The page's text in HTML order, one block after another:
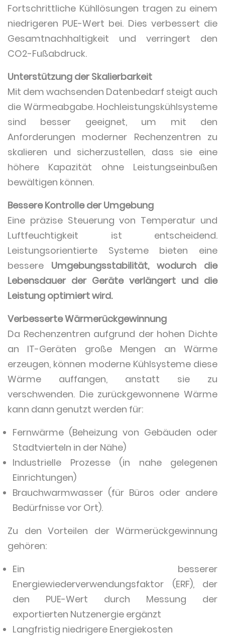
Fortschrittliche Kühllösungen tragen zu einem
niedrigeren PUE-Wert bei. Dies verbessert die
Gesamtnachhaltigkeit und verringert den
CO2-Fußabdruck.
Unterstützung der Skalierbarkeit
Mit dem wachsenden Datenbedarf steigt auch
die Wärmeabgabe. Hochleistungskühlsysteme
sind besser geeignet, um mit den
Anforderungen moderner Rechenzentren zu
skalieren und sicherzustellen, dass sie eine
höhere Kapazität ohne Leistungseinbußen
bewältigen können.
Bessere Kontrolle der Umgebung
Eine präzise Steuerung von Temperatur und
Luftfeuchtigkeit ist entscheidend.
Leistungsorientierte Systeme bieten eine
bessere Umgebungsstabilität, wodurch die
Lebensdauer der Geräte verlängert und die
Leistung optimiert wird.
Verbesserte Wärmerückgewinnung
Da Rechenzentren aufgrund der hohen Dichte
an IT-Geräten große Mengen an Wärme
erzeugen, können moderne Kühlsysteme diese
Wärme auffangen, anstatt sie zu
verschwenden. Die zurückgewonnene Wärme
kann dann genutzt werden für:
Fernwärme (Beheizung von Gebäuden oder
Stadtvierteln in der Nähe)
Industrielle Prozesse (in nahe gelegenen
Einrichtungen)
Brauchwarmwasser (für Büros oder andere
Bedürfnisse vor Ort).
Zu den Vorteilen der Wärmerückgewinnung
gehören:
Ein besserer
Energiewiederverwendungsfaktor (ERF), der
den PUE-Wert durch Messung der
exportierten Nutzenergie ergänzt
Langfristig niedrigere Energiekosten